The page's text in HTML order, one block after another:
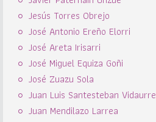
Jesús Torres Obrejo
José Antonio Ereño Elorri
José Areta Irisarri
José Miguel Equiza Goñi
José Zuazu Sola
Juan Luis Santesteban Vidaurre
Juan Mendilazo Larrea